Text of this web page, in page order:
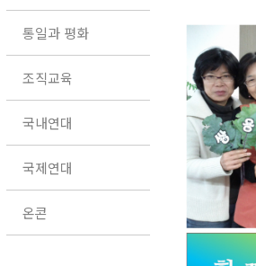
통일과 평화
조직교육
국내연대
국제연대
온콘